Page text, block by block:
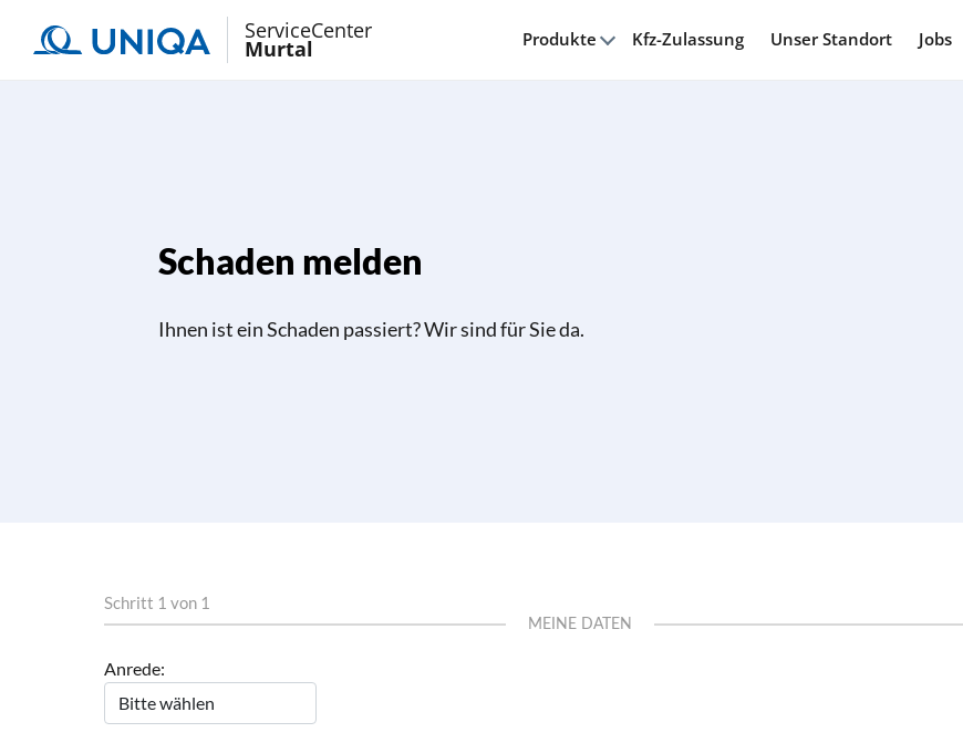
ServiceCenter
Murtal Produkte Kfz-Zulassung Unser Standort Jobs
Schaden melden
Ihnen ist ein Schaden passiert? Wir sind für Sie da.
Schritt 1 von 1
MEINE DATEN
Anrede: